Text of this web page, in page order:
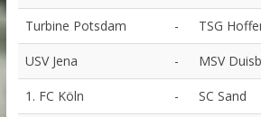
Turbine Potsdam - TSG
USV Jena - MSV
1. FC Köln - SC Sand